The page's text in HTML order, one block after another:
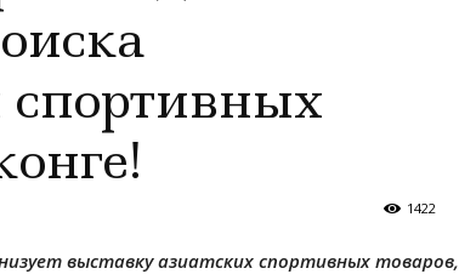
спортивных
1422
выставку азиатских спортивных товаров,